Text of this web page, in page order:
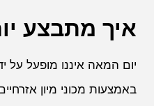
איך מתבצע
יום המאה איננו מופעל על
באמצעות מכוני מיון